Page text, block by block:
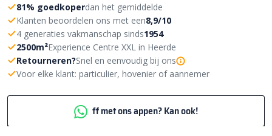
81% goedkoperdan het gemiddelde
Klanten beoordelen ons met een8,9/10
4 generaties vakmanschap sinds1954
2500m²Experience Centre XXL in Heerde
Retourneren?Snel en eenvoudig bij ons
Voor elke klant: particulier, hovenier of aannemer
ff met ons appen? Kan ook!